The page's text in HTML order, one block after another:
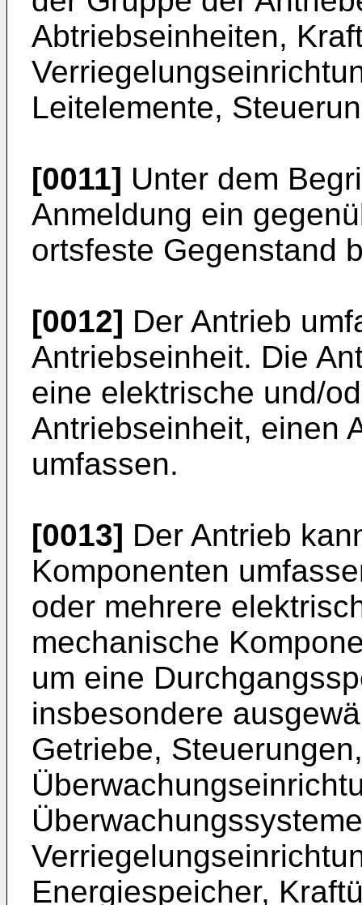
Abtriebseinheiten,
Leitelemente,
[0011] Unter dem
Anmeldung ein
ortsfeste Gegenstand
[0012] Der Antrieb
Antriebseinheit. Die
eine elektrische und/
Antriebseinheit, einen
umfassen.
[0013] Der Antrieb
Komponenten
oder mehrere
mechanische
um eine
insbesondere
Getriebe,
Energiespeicher,